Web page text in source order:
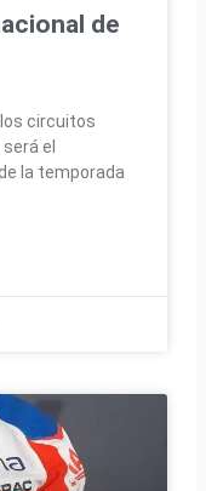
de
circuitos
el
la temporada